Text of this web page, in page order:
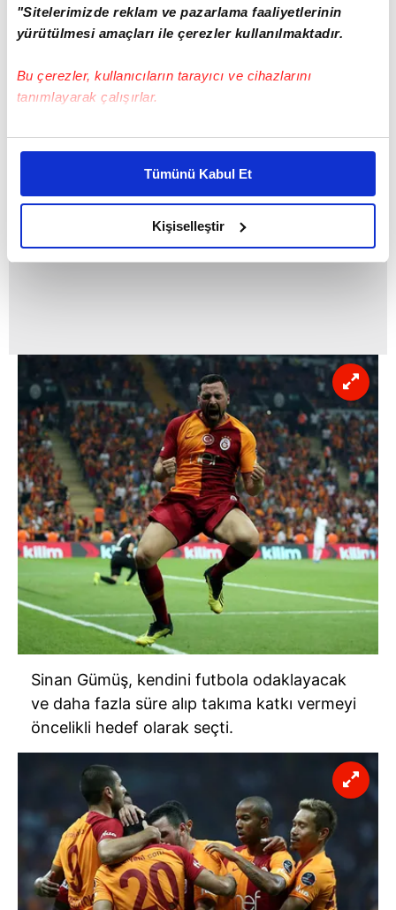
"Sitelerimizde reklam ve pazarlama faaliyetlerinin
yürütülmesi amaçları ile çerezler kullanılmaktadır.
Bu çerezler, kullanıcıların tarayıcı ve cihazlarını
tanımlayarak çalışırlar.
Bu çerezlere izin vermeniz halinde sizlere özel
daha iyi reklam deneyimi yaşatabiliriz. Bunu yaparken
amacımızın size daha iyi bir reklam deneyimi sunmak
olduğunu ve sizlere en iyi içerikleri sunabilmek adına
elimizden gelen çabayı gösterdiğimizi ve bu noktada,
reklamların maliyetlerimizi karşılamak noktasında tek gelir
takdirde, kullanıcılara hedefli reklamlar
gösterilmeyecektir."
Sizlere daha iyi bir hizmet sunabilmek için İnternet
Sitemizde kendimize ve üçüncü kişilere ait çerezler
kullanılmaktadır. Bu çerezler vasıtasıyla çeşitli kişisel
verileriniz işlenmekte olup gerekli olan çerezler bilgi
toplumu hizmetlerinin sunulması amacıyla
kullanılmaktadır. Diğer çerezler, sitemizin daha işlevsel
kılınması ve kişiselleştirilmesi ve sizlere yönelik
reklam/pazarlama faaliyetlerinin yapılması, amaçlarıyla
sınırlı olarak açık rızanız dahilinde kullanılacaktır.
Çerezlere ilişkin tercihlerinizi aşağıda yer alan panel
vasıtasıyla belirleyebilirsiniz. Çerezlere ilişkin detaylı bilgi
için Ayarlar butonuna tıklayabilir,
Metnimizi
ziyaret edebilirsiniz.
6698 sayılı Kişisel Verilerin Korunması Kanunu uyarınca
hazırlanmış Aydınlatma Metnimizi okumak ve sitemizde
ilgili mevzuata uygun olarak kullanılan çerezlerle ilgili bilgi
almak için lütfentıklayınız
Tümünü Kabul Et
Kişiselleştir
geçmesi nedeniyle birçok olayı sineye çeken
Sinan, Garry Rodrigues'e zam yapılmasından
kullanmadı.
Sinan Gümüş, kendini futbola odaklayacak
ve daha fazla süre alıp takıma katkı vermeyi
öncelikli hedef olarak seçti.